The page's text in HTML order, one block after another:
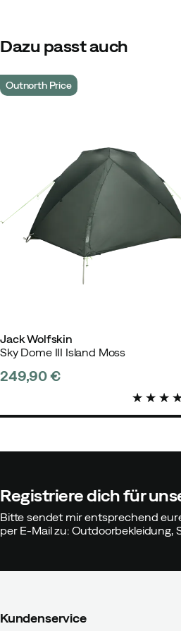
Klas K
Dazu passt auch
Jack Wolfskin
Sky Dome III Island Moss
Outnorth Price
249,90 €
Registriere dich für
Bitte sendet mir entsprechend
per E-Mail zu:
Kundenservice